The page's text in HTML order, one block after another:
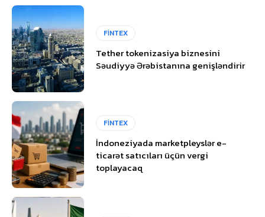
FİNTEX
Tether tokenizasiya biznesini
Səudiyyə Ərəbistanına genişləndirir
FİNTEX
İndoneziyada marketpleyslər e-
ticarət satıcıları üçün vergi
toplayacaq